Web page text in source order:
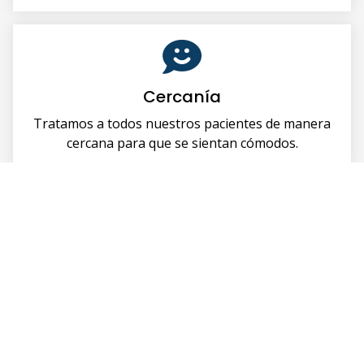
Cercanía
Tratamos a todos nuestros pacientes de manera
cercana para que se sientan cómodos.